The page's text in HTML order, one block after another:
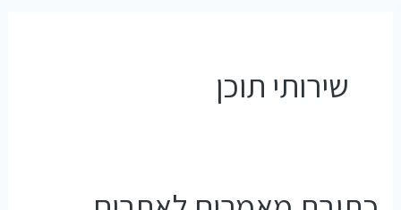
שירותי תוכן